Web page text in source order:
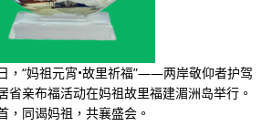
，“妈祖元宵•故里祈福”——两岸敬仰者护驾
省亲布福活动在妈祖故里福建湄洲岛举行。
，同谒妈祖，共襄盛会。